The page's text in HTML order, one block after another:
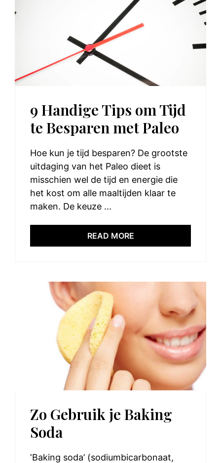
9 Handige Tips om Tijd
te Besparen met Paleo
Hoe kun je tijd besparen? De grootste
uitdaging van het Paleo dieet is
misschien wel de tijd en energie die
het kost om alle maaltijden klaar te
maken. De keuze ...
READ MORE
Zo Gebruik je Baking
Soda
‘Baking soda’ (sodiumbicarbonaat,